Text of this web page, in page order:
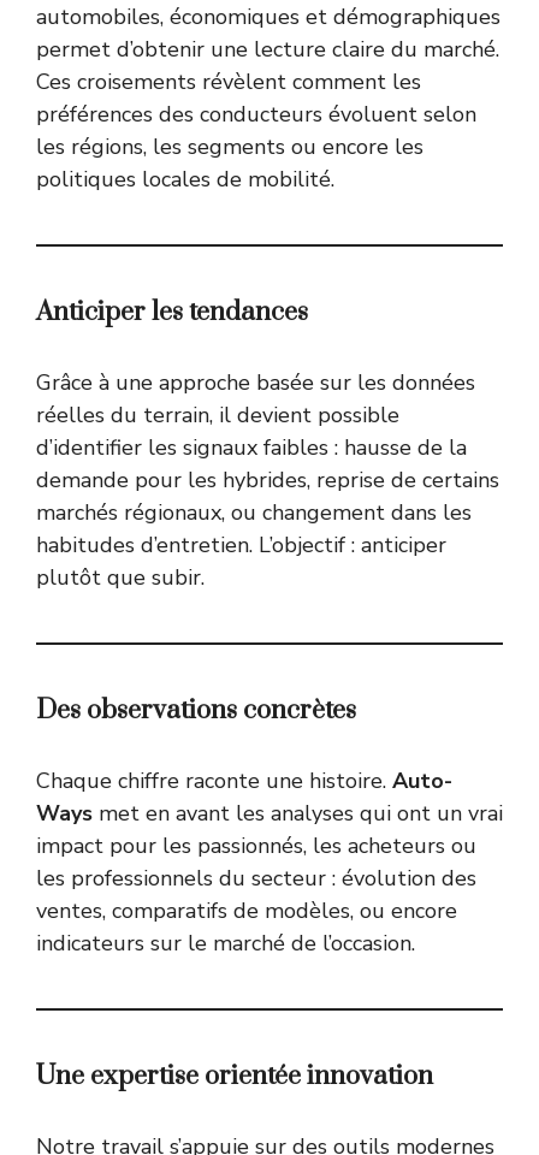
automobiles, économiques et démographiques
permet d’obtenir une lecture claire du marché.
Ces croisements révèlent comment les
préférences des conducteurs évoluent selon
les régions, les segments ou encore les
politiques locales de mobilité.
Anticiper les tendances
Grâce à une approche basée sur les données
réelles du terrain, il devient possible
d’identifier les signaux faibles : hausse de la
demande pour les hybrides, reprise de certains
marchés régionaux, ou changement dans les
habitudes d’entretien. L’objectif : anticiper
plutôt que subir.
Des observations concrètes
Chaque chiffre raconte une histoire. Auto-
Ways met en avant les analyses qui ont un vrai
impact pour les passionnés, les acheteurs ou
les professionnels du secteur : évolution des
ventes, comparatifs de modèles, ou encore
indicateurs sur le marché de l’occasion.
Une expertise orientée innovation
Notre travail s’appuie sur des outils modernes